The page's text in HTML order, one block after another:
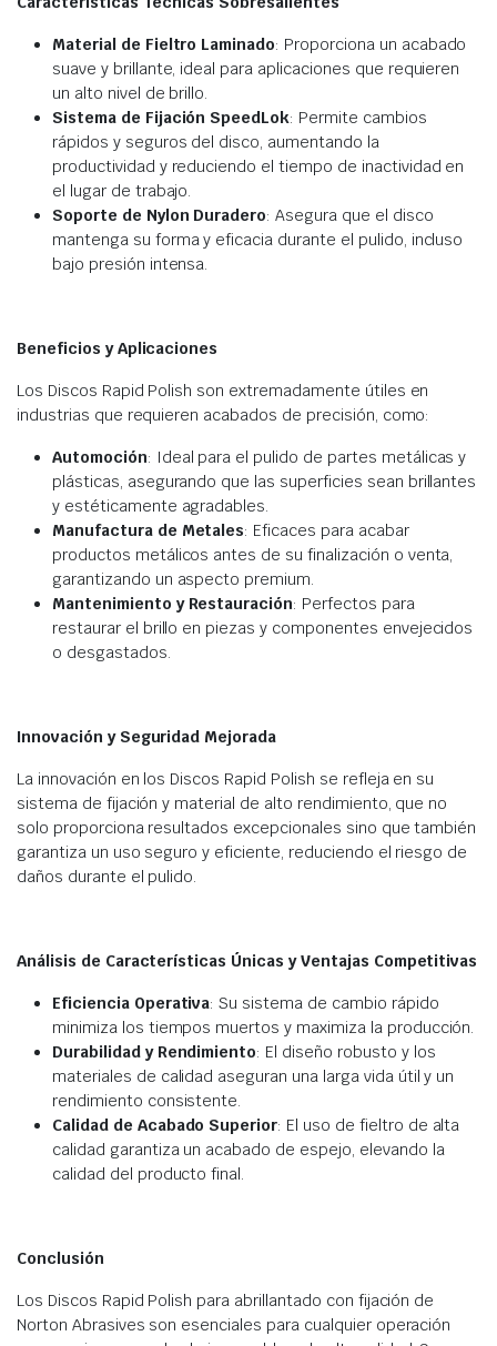
Material de Fieltro Laminado: Proporciona un acabado
suave y brillante, ideal para aplicaciones que requieren
un alto nivel de brillo.
Sistema de Fijación SpeedLok: Permite cambios
rápidos y seguros del disco, aumentando la
productividad y reduciendo el tiempo de inactividad en
el lugar de trabajo.
Soporte de Nylon Duradero: Asegura que el disco
mantenga su forma y eficacia durante el pulido, incluso
bajo presión intensa.
Beneficios y Aplicaciones
Los Discos Rapid Polish son extremadamente útiles en
industrias que requieren acabados de precisión, como:
Automoción: Ideal para el pulido de partes metálicas y
plásticas, asegurando que las superficies sean brillantes
y estéticamente agradables.
Manufactura de Metales: Eficaces para acabar
productos metálicos antes de su finalización o venta,
garantizando un aspecto premium.
Mantenimiento y Restauración: Perfectos para
restaurar el brillo en piezas y componentes envejecidos
o desgastados.
Innovación y Seguridad Mejorada
La innovación en los Discos Rapid Polish se refleja en su
sistema de fijación y material de alto rendimiento, que no
solo proporciona resultados excepcionales sino que también
garantiza un uso seguro y eficiente, reduciendo el riesgo de
daños durante el pulido.
Análisis de Características Únicas y Ventajas Competitivas
Eficiencia Operativa: Su sistema de cambio rápido
minimiza los tiempos muertos y maximiza la producción.
Durabilidad y Rendimiento: El diseño robusto y los
materiales de calidad aseguran una larga vida útil y un
rendimiento consistente.
Calidad de Acabado Superior: El uso de fieltro de alta
calidad garantiza un acabado de espejo, elevando la
calidad del producto final.
Conclusión
Los Discos Rapid Polish para abrillantado con fijación de
Norton Abrasives son esenciales para cualquier operación